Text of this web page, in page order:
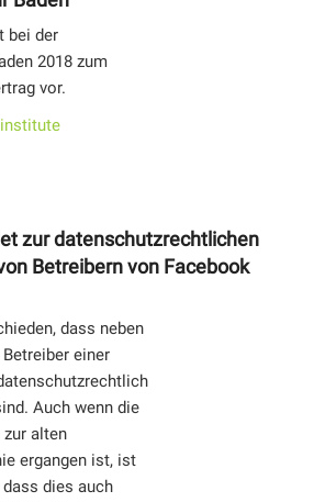
bei der
2018 zum
vor.
zur datenschutzrechtlichen
Betreibern von Facebook
dass neben
einer
Auch wenn die
zur alten
ergangen ist, ist
dass dies auch